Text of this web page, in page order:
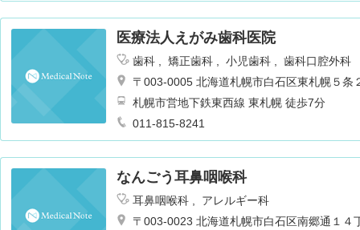
医療法人えがみ歯科医院
歯科 矯正歯科 小児歯科
歯科口腔外科
〒003-0005 北海道札幌市白石区東札幌５条
札幌市営地下鉄東西線 東札幌 徒歩7分
011-815-8241
なんごう耳鼻咽喉科
耳鼻咽喉科
アレルギー科
〒003-0023 北海道札幌市白石区南郷通１４